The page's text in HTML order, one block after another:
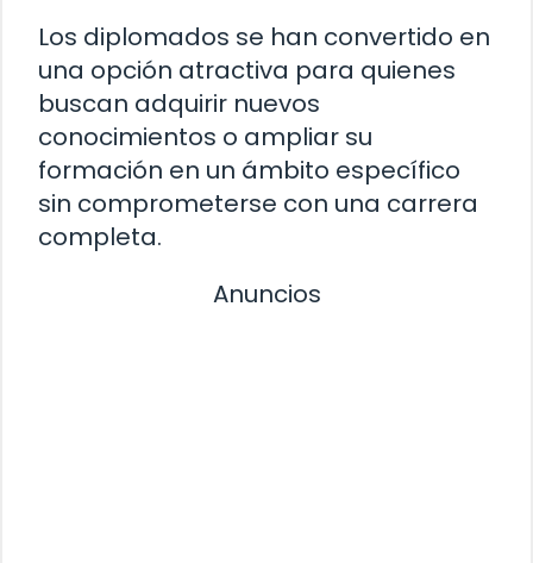
Los diplomados se han convertido en
una opción atractiva para quienes
buscan adquirir nuevos
conocimientos o ampliar su
formación en un ámbito específico
sin comprometerse con una carrera
completa.
Anuncios